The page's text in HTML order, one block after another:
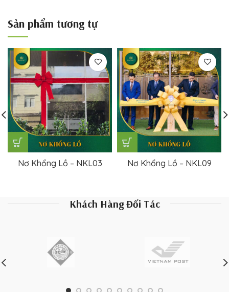
Sản phẩm tương tự
Nơ Khổng Lồ – NKL03 Nơ Khổng Lồ – NKL09
Khách Hàng Đối Tác